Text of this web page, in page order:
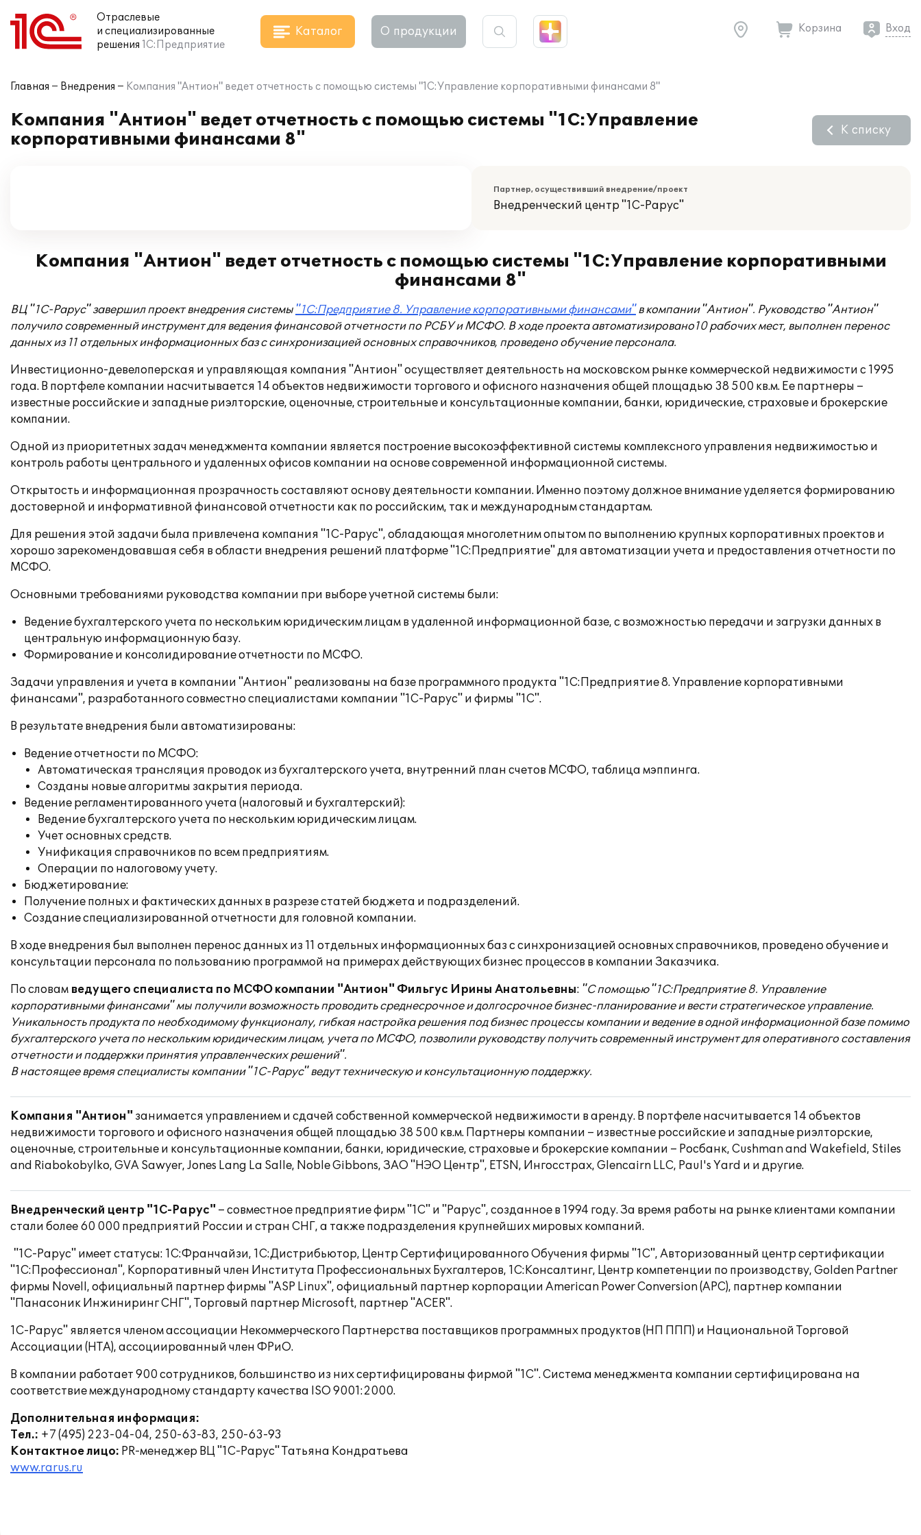
Отраслевые
и специализированные
решения 1С:Предприятие
Каталог О продукции Корзина Вход
Главная Внедрения Компания "Антион" ведет отчетность с помощью системы "1С:Управление корпоративными финансами 8"
Компания "Антион" ведет отчетность с помощью системы "1С:Управление
корпоративными финансами 8"
К списку
Партнер, осуществивший внедрение/проект
Внедренческий центр "1С-Рарус"
Компания "Антион" ведет отчетность с помощью системы "1С:Управление корпоративными
финансами 8"
ВЦ "1С-Рарус" завершил проект внедрения системы "1С:Предприятие 8. Управление корпоративными финансами"в компании "Антион". Руководство "Антион"
получило современный инструмент для ведения финансовой отчетности по РСБУ и МСФО. В ходе проекта автоматизировано10 рабочих мест, выполнен перенос
данных из 11 отдельных информационных баз с синхронизацией основных справочников, проведено обучение персонала.
Инвестиционно-девелоперская и управляющая компания "Антион" осуществляет деятельность на московском рынке коммерческой недвижимости с 1995
года. В портфеле компании насчитывается 14 объектов недвижимости торгового и офисного назначения общей площадью 38 500 кв.м. Ее партнеры –
известные российские и западные риэлторские, оценочные, строительные и консультационные компании, банки, юридические, страховые и брокерские
компании.
Одной из приоритетных задач менеджмента компании является построение высокоэффективной системы комплексного управления недвижимостью и
контроль работы центрального и удаленных офисов компании на основе современной информационной системы.
Открытость и информационная прозрачность составляют основу деятельности компании. Именно поэтому должное внимание уделяется формированию
достоверной и информативной финансовой отчетности как по российским, так и международным стандартам.
Для решения этой задачи была привлечена компания "1С-Рарус", обладающая многолетним опытом по выполнению крупных корпоративных проектов и
хорошо зарекомендовавшая себя в области внедрения решений платформе "1С:Предприятие" для автоматизации учета и предоставления отчетности по
МСФО.
Основными требованиями руководства компании при выборе учетной системы были:
Ведение бухгалтерского учета по нескольким юридическим лицам в удаленной информационной базе, с возможностью передачи и загрузки данных в
центральную информационную базу.
Формирование и консолидирование отчетности по МСФО.
Задачи управления и учета в компании "Антион" реализованы на базе программного продукта "1С:Предприятие 8. Управление корпоративными
финансами", разработанного совместно специалистами компании "1С-Рарус" и фирмы "1С".
В результате внедрения были автоматизированы:
Ведение отчетности по МСФО:
Автоматическая трансляция проводок из бухгалтерского учета, внутренний план счетов МСФО, таблица мэппинга.
Созданы новые алгоритмы закрытия периода.
Ведение регламентированного учета (налоговый и бухгалтерский):
Ведение бухгалтерского учета по нескольким юридическим лицам.
Учет основных средств.
Унификация справочников по всем предприятиям.
Операции по налоговому учету.
Бюджетирование:
Получение полных и фактических данных в разрезе статей бюджета и подразделений.
Создание специализированной отчетности для головной компании.
В ходе внедрения был выполнен перенос данных из 11 отдельных информационных баз с синхронизацией основных справочников, проведено обучение и
консультации персонала по пользованию программой на примерах действующих бизнес процессов в компании Заказчика.
По словам ведущего специалиста по МСФО компании "Антион" Фильгус Ирины Анатольевны: "С помощью "1С:Предприятие 8. Управление
корпоративными финансами" мы получили возможность проводить среднесрочное и долгосрочное бизнес-планирование и вести стратегическое управление.
Уникальность продукта по необходимому функционалу, гибкая настройка решения под бизнес процессы компании и ведение в одной информационной базе помимо
бухгалтерского учета по нескольким юридическим лицам, учета по МСФО, позволили руководству получить современный инструмент для оперативного составления
отчетности и поддержки принятия управленческих решений".
В настоящее время специалисты компании "1С-Рарус" ведут техническую и консультационную поддержку.
Компания "Антион" занимается управлением и сдачей собственной коммерческой недвижимости в аренду. В портфеле насчитывается 14 объектов
недвижимости торгового и офисного назначения общей площадью 38 500 кв.м. Партнеры компании – известные российские и западные риэлторские,
оценочные, строительные и консультационные компании, банки, юридические, страховые и брокерские компании – Росбанк, Cushman and Wakefield, Stiles
and Riabokobylko, GVA Sawyer, Jones Lang La Salle, Noble Gibbons, ЗАО "НЭО Центр", ETSN, Ингосстрах, Glencairn LLC, Paul's Yard и и другие.
Внедренческий центр "1С-Рарус" – совместное предприятие фирм "1С" и "Рарус", созданное в 1994 году. За время работы на рынке клиентами компании
стали более 60 000 предприятий России и стран СНГ, а также подразделения крупнейших мировых компаний.
"1С-Рарус" имеет статусы: 1С:Франчайзи, 1С:Дистрибьютор, Центр Сертифицированного Обучения фирмы "1С", Авторизованный центр сертификации
"1С:Профессионал", Корпоративный член Института Профессиональных Бухгалтеров, 1С:Консалтинг, Центр компетенции по производству, Golden Partner
фирмы Novell, официальный партнер фирмы "ASP Linux", официальный партнер корпорации American Power Conversion (APC), партнер компании
"Панасоник Инжиниринг СНГ", Торговый партнер Microsoft, партнер "ACER".
1С-Рарус" является членом ассоциации Некоммерческого Партнерства поставщиков программных продуктов (НП ППП) и Национальной Торговой
Ассоциации (НТА), ассоциированный член ФРиО.
В компании работает 900 сотрудников, большинство из них сертифицированы фирмой "1С". Система менеджмента компании сертифицирована на
соответствие международному стандарту качества ISO 9001:2000.
Дополнительная информация:
Тел.: +7 (495) 223-04-04, 250-63-83, 250-63-93
Контактное лицо: PR-менеджер ВЦ "1С-Рарус" Татьяна Кондратьева
www.rarus.ru